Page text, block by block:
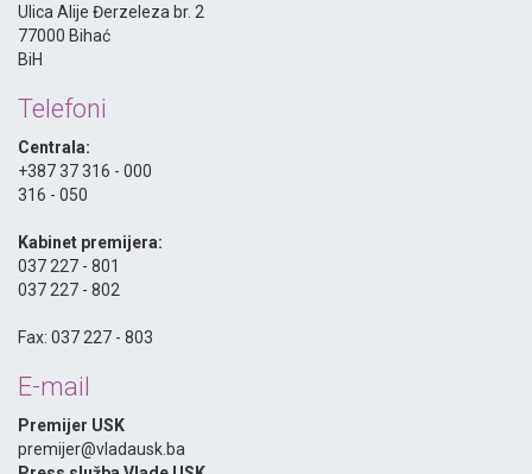
Ulica Alije Đerzeleza br. 2
77000 Bihać
BiH
Telefoni
Centrala:
+387 37 316 - 000
316 - 050
Kabinet premijera:
037 227 - 801
037 227 - 802
Fax: 037 227 - 803
E-mail
Premijer USK
premijer@vladausk.ba